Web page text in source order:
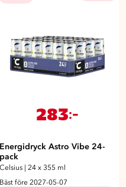
283:-
Energidryck Astro Vibe 24-
pack
Celsius
24 x 355 ml
Bäst före 2027-05-07